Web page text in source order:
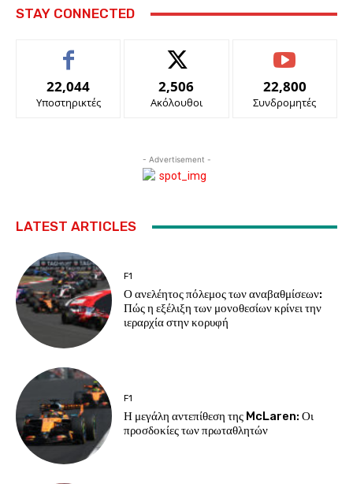
STAY CONNECTED
22,044
Υποστηρικτές
2,506
Ακόλουθοι
22,800
Συνδρομητές
- Advertisement -
LATEST ARTICLES
F1
Ο ανελέητος πόλεμος των αναβαθμίσεων:
Πώς η εξέλιξη των μονοθεσίων κρίνει την
ιεραρχία στην κορυφή
F1
Η μεγάλη αντεπίθεση της McLaren: Οι
προσδοκίες των πρωταθλητών